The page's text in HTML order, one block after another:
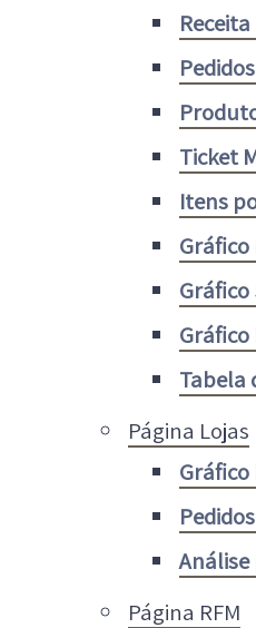
Ticket
Itens
Gráfico
Tabela
Página Lojas
Gráfico
Análise
Página RFM